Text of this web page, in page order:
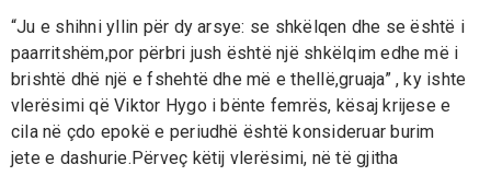
“Ju e shihni yllin për dy arsye: se shkëlqen dhe se është i
paarritshëm,por përbri jush është një shkëlqim edhe më i
brishtë dhë një e fshehtë dhe më e thellë,gruaja” , ky ishte
vlerësimi që Viktor Hygo i bënte femrës, kësaj krijese e
cila në çdo epokë e periudhë është konsideruar burim
jete e dashurie.Përveç këtij vlerësimi, në të gjitha